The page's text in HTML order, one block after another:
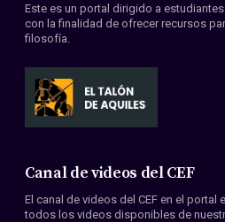
Este es un portal dirigido a
con la finalidad de ofrecer recursos
filosofía.
Canal de videos del CEF
El canal de videos del CEF en el portal
todos los videos disponibles de